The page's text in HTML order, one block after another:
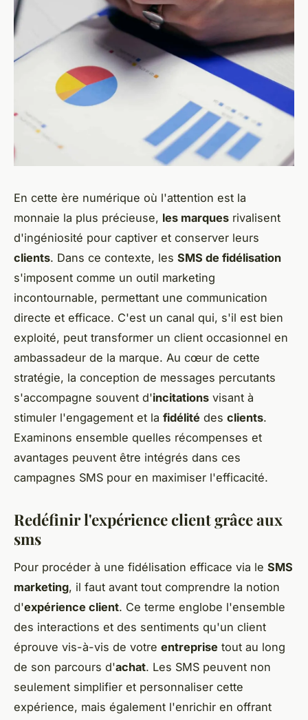
En cette ère numérique où l'attention est la
monnaie la plus précieuse, les marques rivalisent
d'ingéniosité pour captiver et conserver leurs
clients. Dans ce contexte, les SMS de fidélisation
s'imposent comme un outil marketing
incontournable, permettant une communication
directe et efficace. C'est un canal qui, s'il est bien
exploité, peut transformer un client occasionnel en
ambassadeur de la marque. Au cœur de cette
stratégie, la conception de messages percutants
s'accompagne souvent d'incitations visant à
stimuler l'engagement et la fidélité des clients.
Examinons ensemble quelles récompenses et
avantages peuvent être intégrés dans ces
campagnes SMS pour en maximiser l'efficacité.
Redéfinir l'expérience client grâce aux
sms
Pour procéder à une fidélisation efficace via le SMS
marketing, il faut avant tout comprendre la notion
d'expérience client. Ce terme englobe l'ensemble
des interactions et des sentiments qu'un client
éprouve vis-à-vis de votre entreprise tout au long
de son parcours d'achat. Les SMS peuvent non
seulement simplifier et personnaliser cette
expérience, mais également l'enrichir en offrant